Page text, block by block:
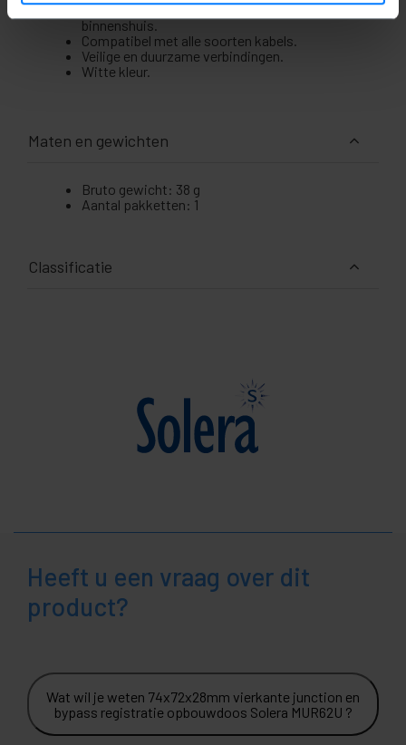
Ideaal voor elektrische installaties
binnenshuis.
Compatibel met alle soorten kabels.
Veilige en duurzame verbindingen.
Witte kleur.
Maten en gewichten
Bruto gewicht: 38 g
Aantal pakketten: 1
Classificatie
Heeft u een vraag over dit
product?
Wat wil je weten 74x72x28mm vierkante junction en
bypass registratie opbouwdoos Solera MUR62U ?